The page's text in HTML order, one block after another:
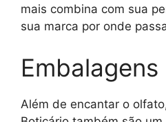
mais combina com sua
sua marca por onde
Além de encantar o